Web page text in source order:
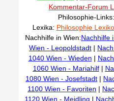
Kommentar-Forum
Philosophie-
Lexika: Philosophie
Nachhilfe in Wien:Nachhilfe
Wien - Leopoldstadt |
1040 Wien - Wieden |
1060 Wien - Mariahilf|
1080 Wien - Josefstadt |
1100 Wien - Favoriten |
1120 Wien - Meidling |